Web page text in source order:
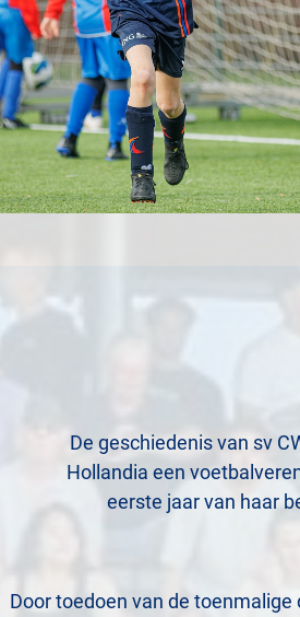
De geschiedenis van sv
Hollandia een
eerste jaar van haar
Door toedoen van de toenmalige